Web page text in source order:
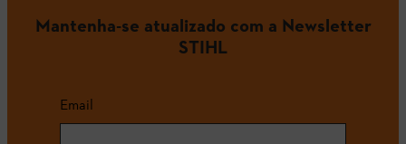
Mantenha-se atualizado com a Newsletter
STIHL
Email